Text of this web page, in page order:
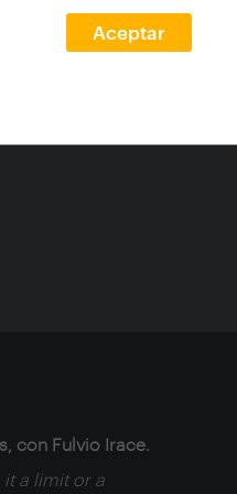
Aceptar
con Fulvio Irace.
it a limit or a